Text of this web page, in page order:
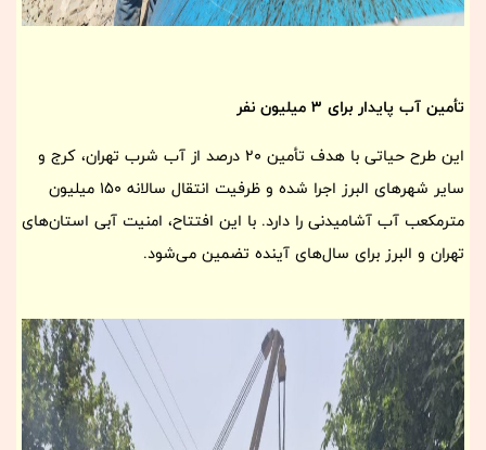
تأمین آب پایدار برای 3 میلیون نفر
این طرح حیاتی با هدف تأمین 20 درصد از آب شرب تهران، کرج و
سایر شهرهای البرز اجرا شده و ظرفیت انتقال سالانه 150 میلیون
مترمکعب آب آشامیدنی را دارد. با این افتتاح، امنیت آبی استان‌های
تهران و البرز برای سال‌های آینده تضمین می‌شود.